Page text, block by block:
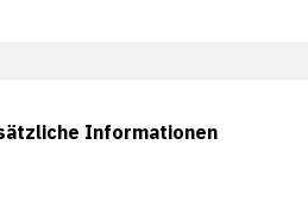
Informationen